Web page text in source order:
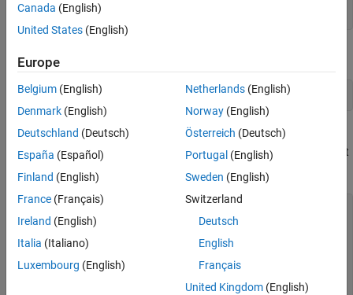
inside = isInterior(dt);
tr = triangulation(dt(inside,:),dt.Points);
Construct a set of edges that join the circumcenters of
neighboring triangles. The additional logic constructs a unique set
numt = size(tr,1);
T = (1:numt)';
cc = circumcenter(tr);
xcc = cc(:,1);
Canada (English)
United States (English)
Europe
Belgium (English)
Denmark (English)
Deutschland (Deutsch)
España (Español)
Finland (English)
France (Français)
Ireland (English)
Italia (Italiano)
Luxembourg (English)
Netherlands(English)
Norway(English)
Österreich (Deutsch)
Portugal (English)
Sweden (English)
Switzerland
Deutsch
English
Français
United Kingdom(English)